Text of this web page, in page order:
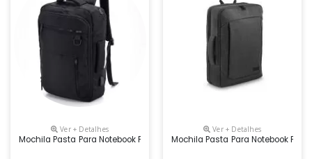
Ver + Detalhes
Mochila Pasta Para Notebook Personalizada
Ver + Detalhes
Mochila Pasta Para Notebook